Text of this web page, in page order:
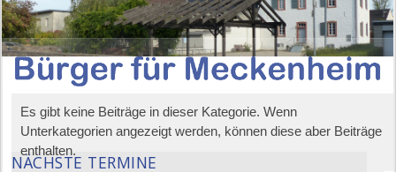
Es gibt keine Beiträge in dieser Kategorie. Wenn
Unterkategorien angezeigt werden, können diese aber Beiträge
enthalten.
NÄCHSTE TERMINE